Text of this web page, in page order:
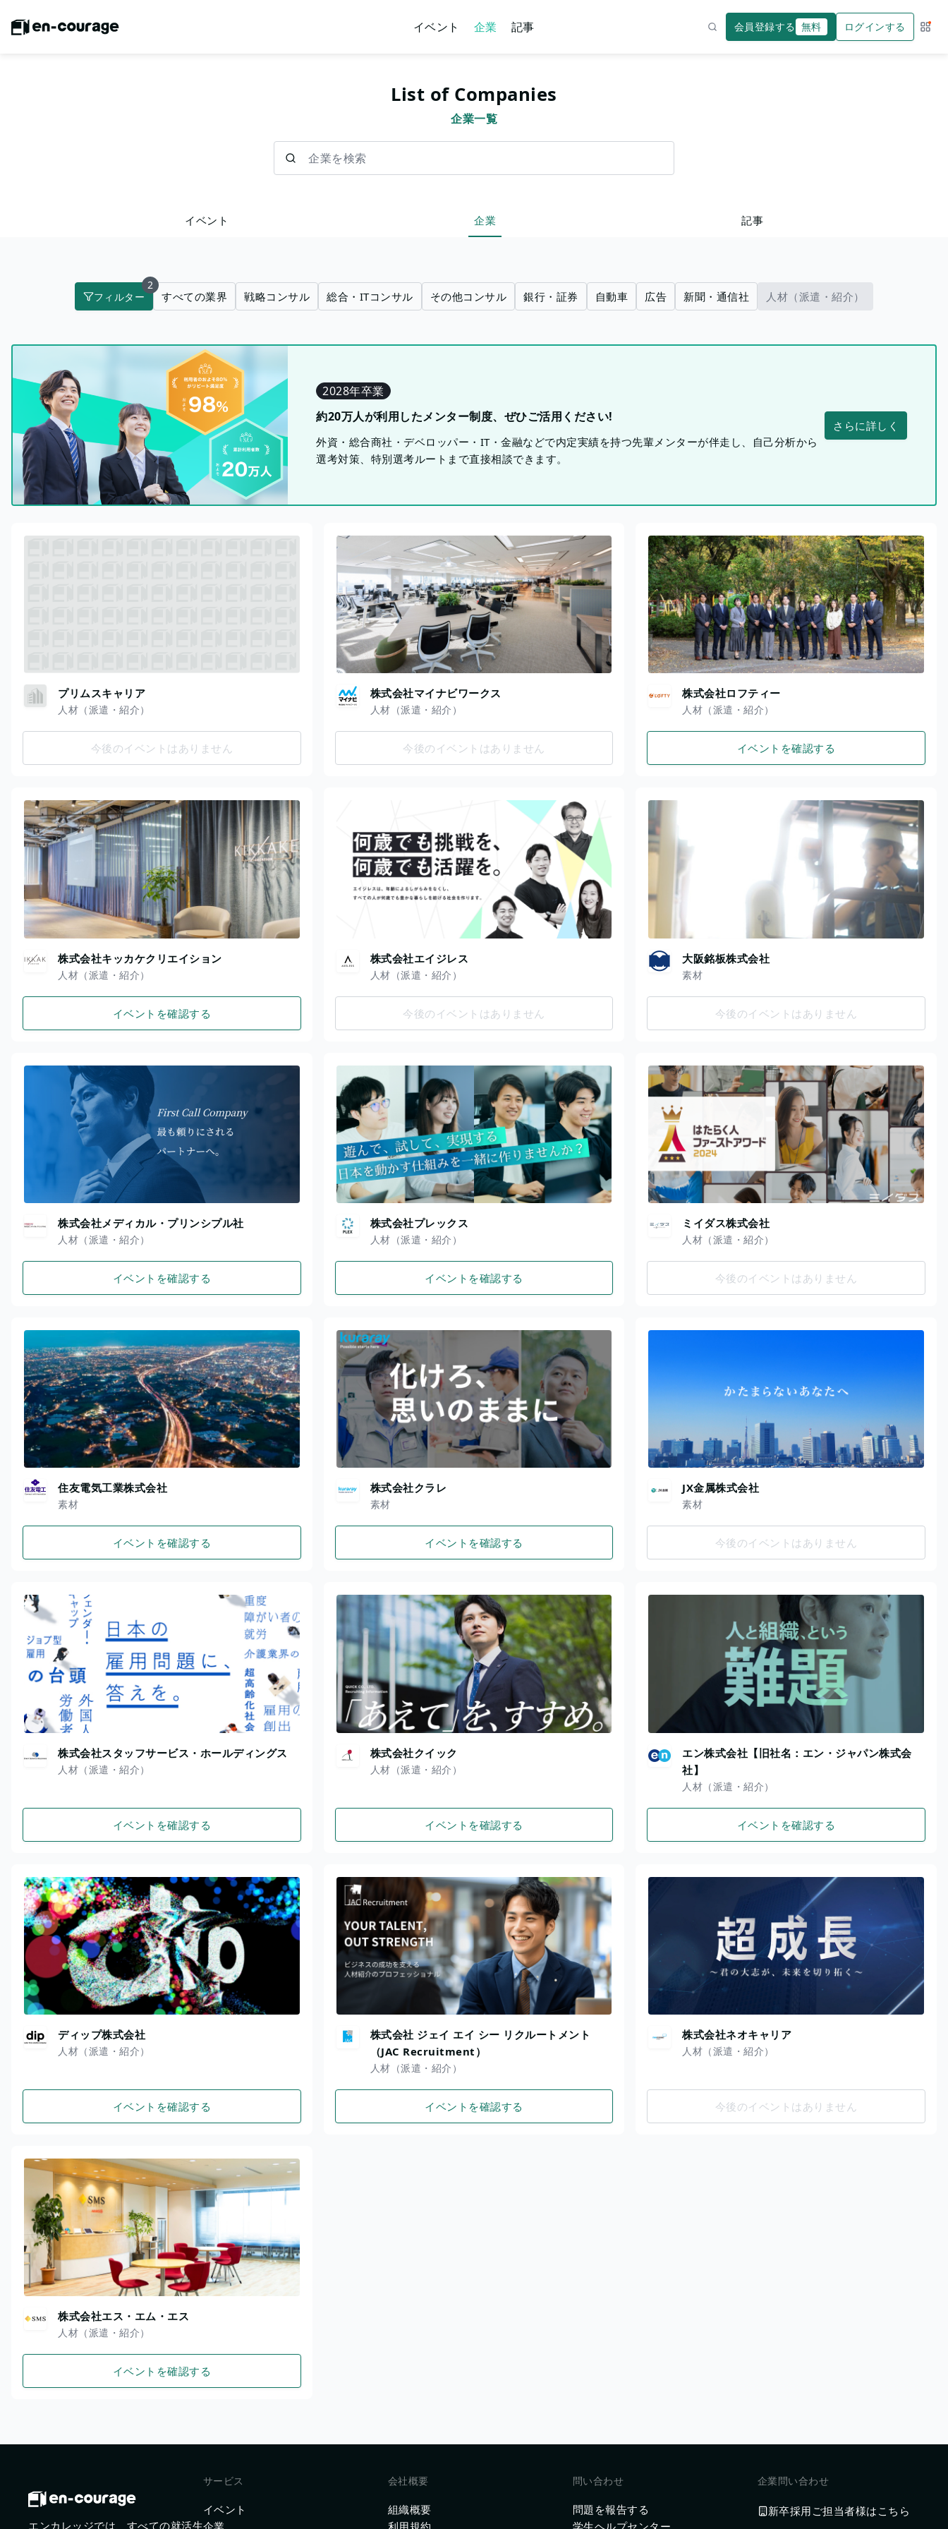
イベント 企業 記事 会員登録する 無料 ログインする サー
List of Companies
企業一覧
イベント 企業 記事
フィルター
2
すべての業界 戦略コンサル 総合・ITコンサル その他コンサル 銀行・証券 自動車 広告 新聞・通信社 人材（派遣・紹介）
2028年卒業
約20万人が利用したメンター制度、ぜひご活用ください!
外資・総合商社・デベロッパー・IT・金融などで内定実績を持つ先輩メンターが伴走し、自己分析から
選考対策、特別選考ルートまで直接相談できます。
さらに詳しく
プリムスキャリア
人材（派遣・紹介）
今後のイベントはありません
株式会社マイナビワークス
人材（派遣・紹介）
今後のイベントはありません
株式会社ロフティー
人材（派遣・紹介）
イベントを確認する
株式会社キッカケクリエイション
人材（派遣・紹介）
イベントを確認する
株式会社エイジレス
人材（派遣・紹介）
今後のイベントはありません
大阪銘板株式会社
素材
今後のイベントはありません
株式会社メディカル・プリンシプル社
人材（派遣・紹介）
イベントを確認する
株式会社プレックス
人材（派遣・紹介）
イベントを確認する
ミイダス株式会社
人材（派遣・紹介）
今後のイベントはありません
住友電気工業株式会社
素材
イベントを確認する
株式会社クラレ
素材
イベントを確認する
JX金属株式会社
素材
今後のイベントはありません
株式会社スタッフサービス・ホールディングス
人材（派遣・紹介）
イベントを確認する
株式会社クイック
人材（派遣・紹介）
イベントを確認する
エン株式会社【旧社名：エン・ジャパン株式会
社】
人材（派遣・紹介）
イベントを確認する
ディップ株式会社
人材（派遣・紹介）
イベントを確認する
株式会社 ジェイ エイ シー リクルートメント
（JAC Recruitment）
人材（派遣・紹介）
イベントを確認する
株式会社ネオキャリア
人材（派遣・紹介）
今後のイベントはありません
株式会社エス・エム・エス
人材（派遣・紹介）
イベントを確認する
エンカレッジでは、すべての就活生
サービス
イベント
会社概要
組織概要
問い合わせ
問題を報告する
企業問い合わせ
新卒採用ご担当者様はこちら